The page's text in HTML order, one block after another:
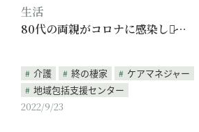
生活
80代の両親がコロナに感染した̷…
介護 終の棲家
ケアマネジャー
地域包括支援センター
2022/9/23